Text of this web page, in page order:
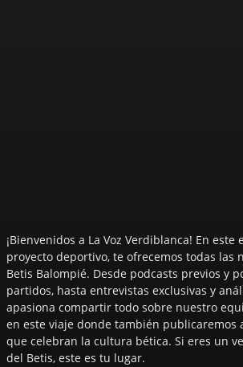
¡Bienvenidos a La Voz Verdiblanca! En este
proyecto deportivo, te ofrecemos todas las
Betis Balompié. Desde podcasts previos y
partidos, hasta entrevistas exclusivas y
apasiona compartir todo sobre nuestro
en este viaje donde también publicaremos
que celebran la cultura bética. Si eres un
del Betis, este es tu lugar.